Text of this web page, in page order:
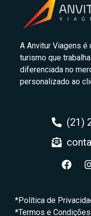
A Anvitur Viagens é
turismo que
diferenciada no
personalizado ao
(21)
*Política de
*Termos e Condições